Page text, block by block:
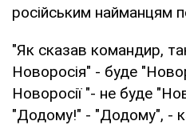
російським найманцям
"Як сказав командир,
Новоросія" - буде
Новоросії "- не буде
"Додому!" - "Додому", -